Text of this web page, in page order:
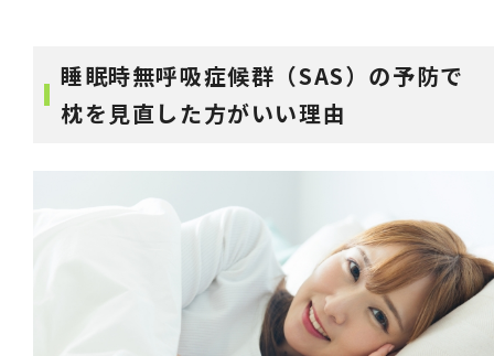
睡眠時無呼吸症候群（SAS）の予防で
枕を見直した方がいい理由